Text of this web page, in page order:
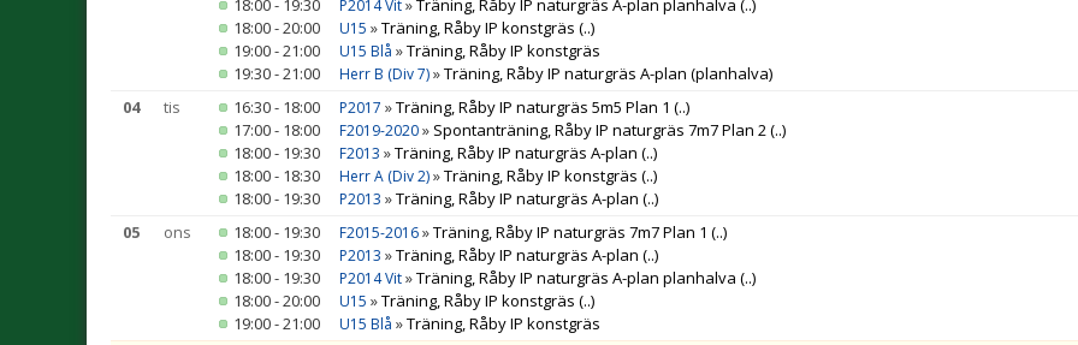
18:00 - 19:30
P2014 Vit»Träning, Råby IP naturgräs A-plan planhalva (..)
18:00 - 20:00
U15 »Träning, Råby IP konstgräs (..)
19:00 - 21:00
U15 Blå »Träning, Råby IP konstgräs
19:30 - 21:00
Herr B (Div 7)»Träning, Råby IP naturgräs A-plan (planhalva)
04
tis 16:30 - 18:00 P2017 »Träning, Råby IP naturgräs 5m5 Plan 1 (..)
17:00 - 18:00
F2019-2020» Spontanträning, Råby IP naturgräs 7m7 Plan 2(..)
18:00 - 19:30
F2013 »Träning, Råby IP naturgräs A-plan (..)
18:00 - 18:30
Herr A (Div 2)»Träning, Råby IP konstgräs (..)
18:00 - 19:30
P2013 »Träning, Råby IP naturgräs A-plan (..)
05
ons 18:00 - 19:30 F2015-2016»Träning, Råby IP naturgräs 7m7 Plan 1 (..)
18:00 - 19:30
P2013 »Träning, Råby IP naturgräs A-plan (..)
18:00 - 19:30
P2014 Vit»Träning, Råby IP naturgräs A-plan planhalva (..)
18:00 - 20:00
U15 »Träning, Råby IP konstgräs (..)
19:00 - 21:00
U15 Blå »Träning, Råby IP konstgräs